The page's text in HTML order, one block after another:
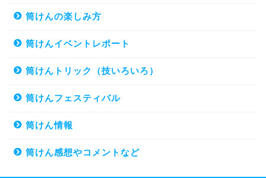
筒けんの楽しみ方
筒けんイベントレポート
筒けんトリック（技いろいろ）
筒けんフェスティバル
筒けん情報
筒けん感想やコメントなど